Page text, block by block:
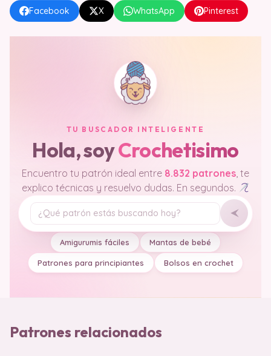
Facebook X WhatsApp Pinterest
TU BUSCADOR INTELIGENTE
Hola, soyCrochetisimo
Encuentro tu patrón ideal entre 8.832 patrones, te
explico técnicas y resuelvo dudas. En segundos.
Tu pregunta
Amigurumis fáciles Mantas de bebé
Patrones para principiantes Bolsos en crochet
Patrones relacionados